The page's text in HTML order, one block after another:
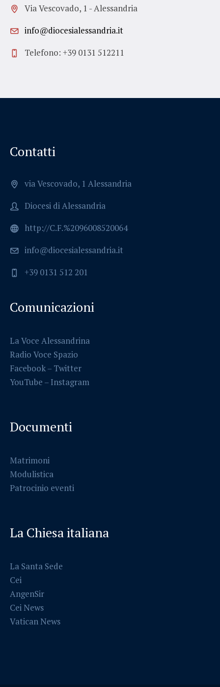
Via Vescovado, 1 - Alessandria
info@diocesialessandria.it
Telefono: +39 0131 512211
Contatti
via Vescovado, 1 Alessandria
Diocesi di Alessandria
http://C.F.%2096008520064
info@diocesialessandria.it
+39 0131 512 201
Comunicazioni
La Voce Alessandrina
Radio Voce Spazio
Facebook– Twitter
YouTube – Instagram
Documenti
Matrimoni
Modulistica
Patrocinio eventi
La Chiesa italiana
La Santa Sede
Cei
AngenSir
Cei News
Vatican News